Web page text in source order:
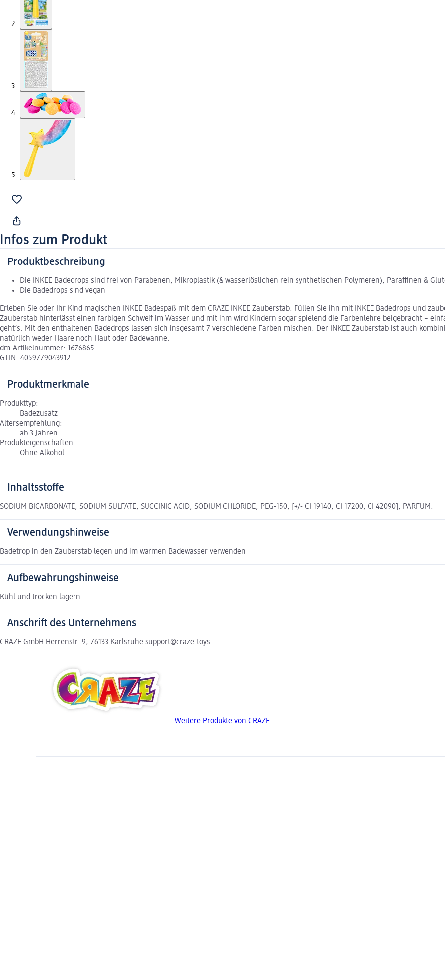
Infos zum Produkt
Produktbeschreibung
Die INKEE Badedrops sind frei von Parabenen, Mikroplastik (& wasserlöslichen rein synthetischen Polymeren), Paraffinen &
Die Badedrops sind vegan
Erleben Sie oder Ihr Kind magischen INKEE Badespaß mit dem CRAZE INKEE Zauberstab. Füllen Sie ihn mit INKEE Badedrops und
Zauberstab hinterlässt einen farbigen Schweif im Wasser und mit ihm wird Kindern sogar spielend die Farbenlehre beigebracht –
geht’s. Mit den enthaltenen Badedrops lassen sich insgesamt 7 verschiedene Farben mischen. Der INKEE Zauberstab ist auch
natürlich weder Haare noch Haut oder Badewanne.
dm-Artikelnummer: 1676865
GTIN: 4059779043912
Produktmerkmale
Produkttyp:
Badezusatz
Altersempfehlung:
ab 3 Jahren
Produkteigenschaften:
Ohne Alkohol
Inhaltsstoffe
SODIUM BICARBONATE, SODIUM SULFATE, SUCCINIC ACID, SODIUM CHLORIDE, PEG-150, [+/- CI 19140, CI 17200, CI 42090], PARFUM.
Verwendungshinweise
Badetrop in den Zauberstab legen und im warmen Badewasser verwenden
Aufbewahrungshinweise
Kühl und trocken lagern
Anschrift des Unternehmens
CRAZE GmbH Herrenstr. 9, 76133 Karlsruhe support@craze.toys
Weitere Produkte von CRAZE